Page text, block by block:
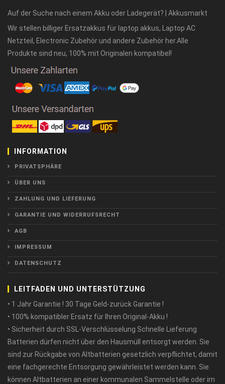
Auf der Suche nach einem Akku oder Ladegerät? | Akkusmarkt
Wir stellen billiger Ersatzakkus für laptop akkus, Laptop AC
Netzteil, Electronic Zubehör und andere Zubehör her.Alle
Produkte sind neu, 100% mit Originalen kompatibel!
INFORMATION
PRIVATSPHÄRE
ÜBER UNS
ZAHLUNG UND LIEFERUNG
GARANTIE UND WIDERRUFSRECHT
AGB
IMPRESSUM
DATENSCHUTZ
LEITFADEN UND UNTERSTÜTZUNG
• 1 Jahr Garantie ! 30 Tage Geld-zurück Garantie !
• 100% kompatibler Ersatz für Ihren Original-Akku !
• Sicherheit durch SSL-Verschlüsselung Schnelle Lieferung
Batterien dürfen nicht über den Hausmüll entsorgt werden. Sie
sind zur Rückgabe von Altbatterien gesetzlich verpflichtet, damit
eine fachgerechte Entsorgung gewährleistet werden kann. Sie
können Altbatterien an einer kommunalen Sammelstelle oder im